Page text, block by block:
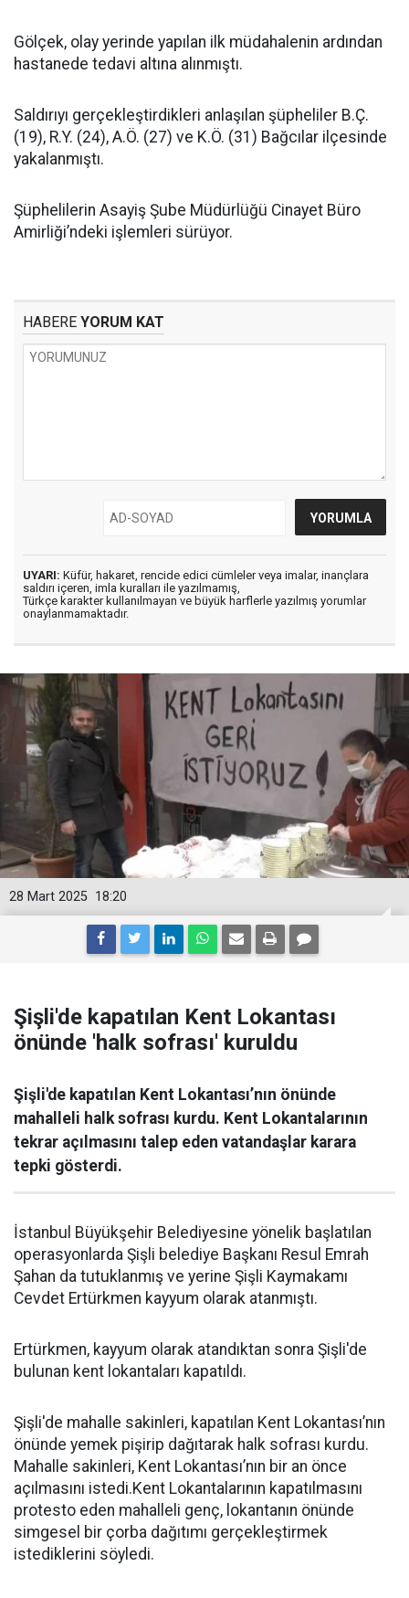
Gölçek, olay yerinde yapılan ilk müdahalenin ardından
hastanede tedavi altına alınmıştı.
Saldırıyı gerçekleştirdikleri anlaşılan şüpheliler B.Ç.
(19), R.Y. (24), A.Ö. (27) ve K.Ö. (31) Bağcılar ilçesinde
yakalanmıştı.
Şüphelilerin Asayiş Şube Müdürlüğü Cinayet Büro
Amirliği’ndeki işlemleri sürüyor.
HABERE YORUM KAT
UYARI: Küfür, hakaret, rencide edici cümleler veya imalar, inançlara
saldırı içeren, imla kuralları ile yazılmamış,
Türkçe karakter kullanılmayan ve büyük harflerle yazılmış yorumlar
onaylanmamaktadır.
18:20
28 Mart 2025
Şişli'de kapatılan Kent Lokantası
önünde 'halk sofrası' kuruldu
Şişli'de kapatılan Kent Lokantası’nın önünde
mahalleli halk sofrası kurdu. Kent Lokantalarının
tekrar açılmasını talep eden vatandaşlar karara
tepki gösterdi.
İstanbul Büyükşehir Belediyesine yönelik başlatılan
operasyonlarda Şişli belediye Başkanı Resul Emrah
Şahan da tutuklanmış ve yerine Şişli Kaymakamı
Cevdet Ertürkmen kayyum olarak atanmıştı.
Ertürkmen, kayyum olarak atandıktan sonra Şişli'de
bulunan kent lokantaları kapatıldı.
Şişli'de mahalle sakinleri, kapatılan Kent Lokantası’nın
önünde yemek pişirip dağıtarak halk sofrası kurdu.
Mahalle sakinleri, Kent Lokantası’nın bir an önce
açılmasını istedi.Kent Lokantalarının kapatılmasını
protesto eden mahalleli genç, lokantanın önünde
simgesel bir çorba dağıtımı gerçekleştirmek
istediklerini söyledi.